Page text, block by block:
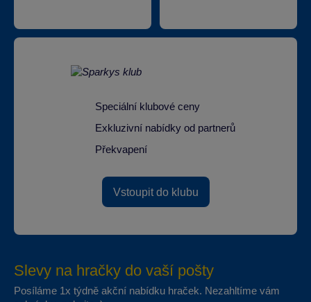
Speciální klubové ceny
Exkluzivní nabídky od partnerů
Překvapení
Vstoupit do klubu
Slevy na hračky do vaší pošty
Posíláme 1x týdně akční nabídku hraček. Nezahltíme vám